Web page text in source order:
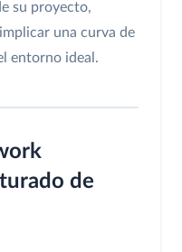
su proyecto,
una curva de
entorno ideal.
de